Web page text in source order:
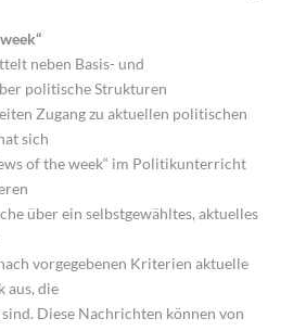
neben Basis- und
politische Strukturen
Zugang zu aktuellen politischen
sich
of the week“ im Politikunterricht
über ein selbstgewähltes, aktuelles
vorgegebenen Kriterien aktuelle
aus, die
Diese Nachrichten können von